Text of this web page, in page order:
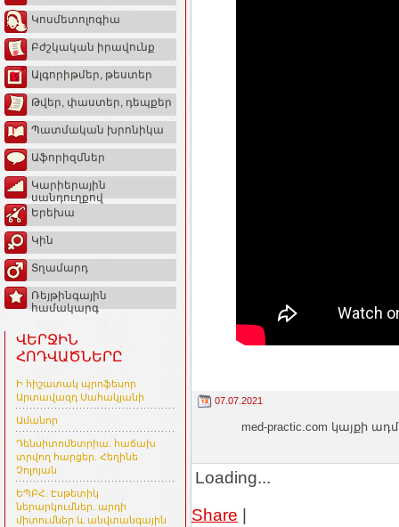
Կոսմետոլոգիա
Բժշկական իրավունք
Ալգորիթմեր, թեստեր
Թվեր, փաստեր, դեպքեր
Պատմական խրոնիկա
Աֆորիզմներ
Կարիերային
սանդուղքով
Երեխա
Կին
Տղամարդ
Ռեյթինգային
համակարգ
ՎԵՐՋԻՆ
ՀՈԴՎԱԾՆԵՐԸ
Ի հիշատակ պրոֆեսոր
Արտավազդ Սահակյանի
Ամանոր
Դենսիտոմետրիա. հաճախ
տրվող հարցեր. Հեղինե
Չոլոյան
ԵՊԲՀ. Էսթետիկ
ներարկումներ. արդի
միտումներ և անվտանգային
07.07.2021
med-practic.com կայքի
Loading...
Share |